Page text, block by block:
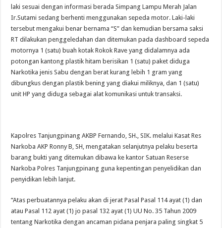
laki sesuai dengan informasi berada Simpang Lampu Merah Jalan
Ir.Sutami sedang berhenti menggunakan sepeda motor. Laki-laki
tersebut mengakui benar bernama “S” dan kemudian bersama saksi
RT dilakukan penggeledahan dan ditemukan pada dashboard sepeda
motornya 1 (satu) buah kotak Rokok Rave yang didalamnya ada
potongan kantong plastik hitam berisikan 1 (satu) paket diduga
Narkotika jenis Sabu dengan berat kurang lebih 1 gram yang
dibungkus dengan plastik bening yang diakui miliknya, dan 1 (satu)
unit HP yang diduga sebagai alat komunikasi untuk transaksi.
Kapolres Tanjungpinang AKBP Fernando, SH., SIK. melalui Kasat Res
Narkoba AKP Ronny B, SH, mengatakan selanjutnya pelaku beserta
barang bukti yang ditemukan dibawa ke kantor Satuan Reserse
Narkoba Polres Tanjungpinang guna kepentingan penyelidikan dan
penyidikan lebih lanjut.
“Atas perbuatannya pelaku akan di jerat Pasal Pasal 114 ayat (1) dan
atau Pasal 112 ayat (1) jo pasal 132 ayat (1) UU No. 35 Tahun 2009
tentang Narkotika dengan ancaman pidana penjara paling singkat 5